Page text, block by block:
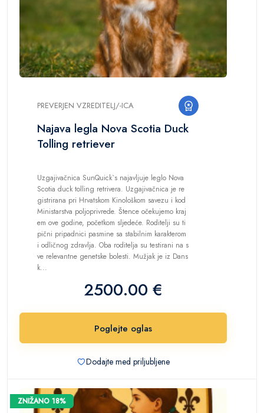
PREVERJEN VZREDITELJ/-ICA
Najava legla Nova Scotia Duck
Tolling retriever
Uzgajivačnica SunQuick`s najavljuje leglo Nova
Scotia duck tolling retrivera. Uzgajivačnica je re
gistrirana pri Hrvatskom Kinološkom savezu i kod
Ministarstva poljoprivrede. Štence očekujemo kraj
em ove godine, početkom sljedeće. Roditelji su ti
pični pripadnici pasmine sa stabilnim karakterom
i odličnog zdravlja. Oba roditelja su testirani na s
ve relevantne genetske bolesti. Mužjak je iz Dans
k...
2500.00 €
Poglejte oglas
Dodajte med priljubljene
ZNIŽANO 18%